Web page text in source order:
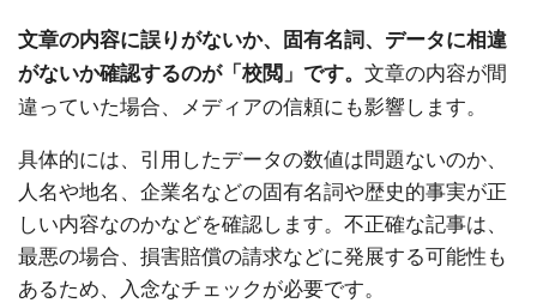
文章の内容に誤りがないか、固有名詞、データに相違
がないか確認するのが「校閲」です。 文章の内容が間
違っていた場合、メディアの信頼にも影響します。
具体的には、引用したデータの数値は問題ないのか、
人名や地名、企業名などの固有名詞や歴史的事実が正
しい内容なのかなどを確認します。不正確な記事は、
最悪の場合、損害賠償の請求などに発展する可能性も
あるため、入念なチェックが必要です。